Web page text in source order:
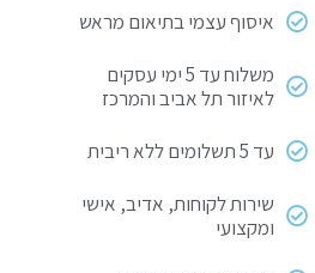
איסוף עצמי בתיאום מראש
משלוח עד 5 ימי עסקים
לאיזור תל אביב והמרכז
עד 5 תשלומים ללא ריבית
שירות לקוחות, אדיב, אישי
ומקצועי